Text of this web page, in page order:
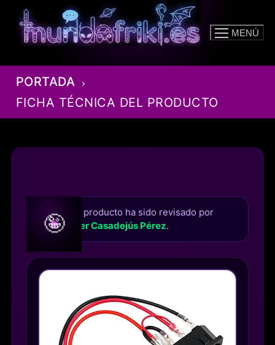
contenido
MENÚ
PORTADA
FICHA TÉCNICA DEL PRODUCTO
🤪 Este producto ha sido revisado por
Roger Casadejús Pérez.